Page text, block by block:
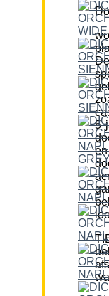
5